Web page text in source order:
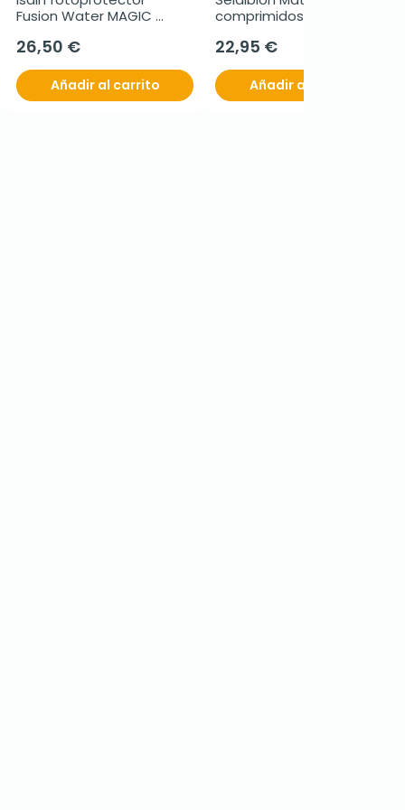
Fusion Water MAGIC
26,50 €
Añadir al carrito
comprimidos + 30
22,95 €
Añadir al carrito